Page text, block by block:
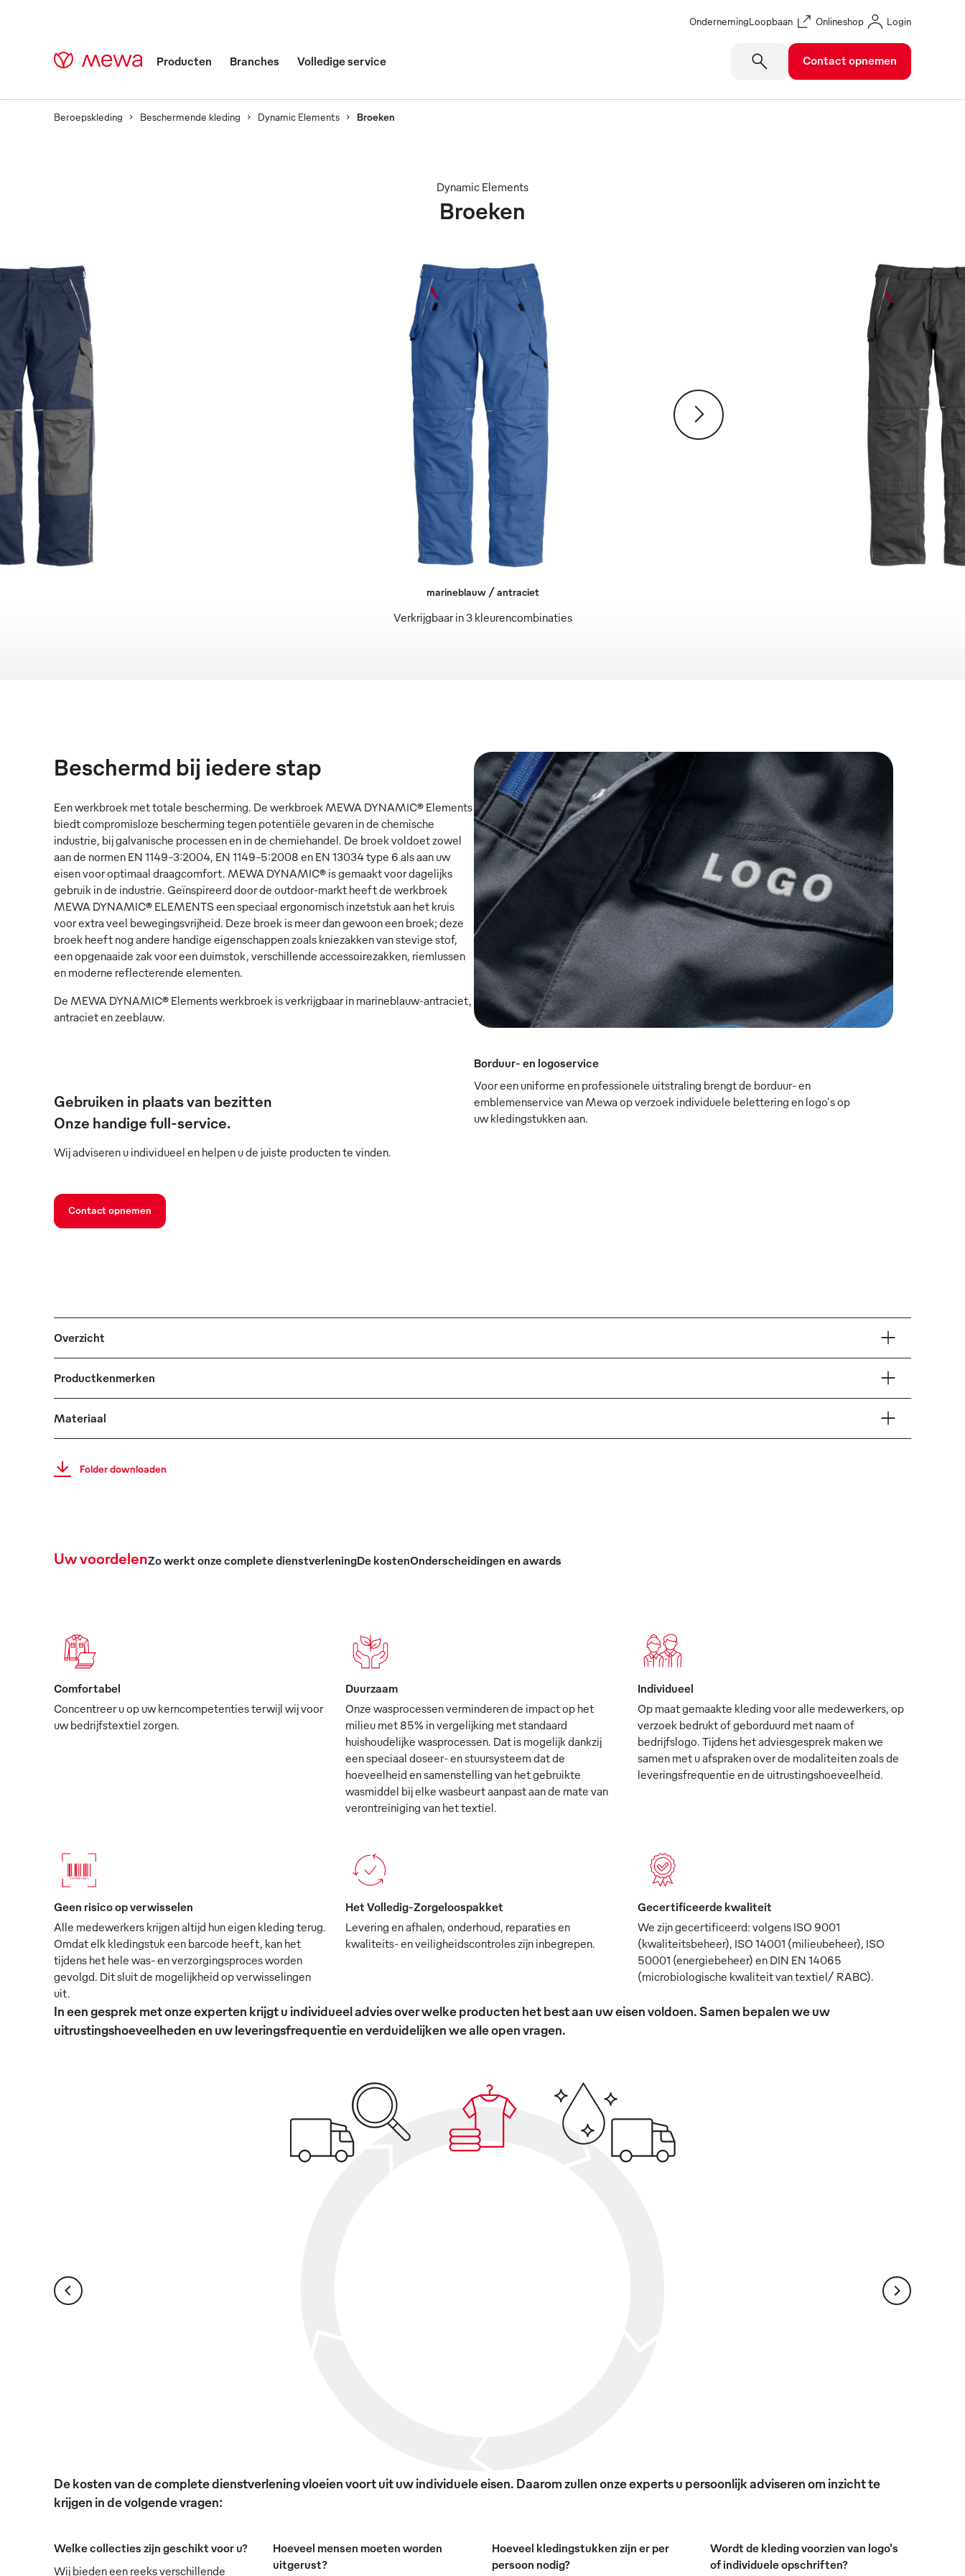
OndernemingLoopbaan Onlineshop Login
Producten Branches Volledige service Contact opnemen
Beroepskleding Beschermende kleding Dynamic Elements Broeken
Broeken
Dynamic Elements
Verkrijgbaar in 3 kleurencombinaties
marineblauw / antraciet
Beschermd bij iedere stap
Een werkbroek met totale bescherming. De werkbroek MEWA DYNAMIC® Elements
biedt compromisloze bescherming tegen potentiële gevaren in de chemische
industrie, bij galvanische processen en in de chemiehandel. De broek voldoet zowel
aan de normen EN 1149-3:2004, EN 1149-5:2008 en EN 13034 type 6 als aan uw
eisen voor optimaal draagcomfort. MEWA DYNAMIC® is gemaakt voor dagelijks
gebruik in de industrie. Geïnspireerd door de outdoor-markt heeft de werkbroek
MEWA DYNAMIC® ELEMENTS een speciaal ergonomisch inzetstuk aan het kruis
voor extra veel bewegingsvrijheid. Deze broek is meer dan gewoon een broek; deze
broek heeft nog andere handige eigenschappen zoals kniezakken van stevige stof,
een opgenaaide zak voor een duimstok, verschillende accessoirezakken, riemlussen
en moderne reflecterende elementen.
De MEWA DYNAMIC® Elements werkbroek is verkrijgbaar in marineblauw-antraciet,
antraciet en zeeblauw.
Gebruiken in plaats van bezitten
Onze handige full-service.
Wij adviseren u individueel en helpen u de juiste producten te vinden.
Contact opnemen
Borduur- en logoservice
Voor een uniforme en professionele uitstraling brengt de borduur- en
emblemenservice van Mewa op verzoek individuele belettering en logo's op
uw kledingstukken aan.
Overzicht
Productkenmerken
Materiaal
Folder downloaden
Uw voordelenZo werkt onze complete dienstverleningDe kostenOnderscheidingen en awards
Comfortabel
Concentreer u op uw kerncompetenties terwijl wij voor
uw bedrijfstextiel zorgen.
Duurzaam
Onze wasprocessen verminderen de impact op het
milieu met 85% in vergelijking met standaard
huishoudelijke wasprocessen. Dat is mogelijk dankzij
een speciaal doseer- en stuursysteem dat de
hoeveelheid en samenstelling van het gebruikte
wasmiddel bij elke wasbeurt aanpast aan de mate van
verontreiniging van het textiel.
Individueel
Op maat gemaakte kleding voor alle medewerkers, op
verzoek bedrukt of geborduurd met naam of
bedrijfslogo. Tijdens het adviesgesprek maken we
samen met u afspraken over de modaliteiten zoals de
leveringsfrequentie en de uitrustingshoeveelheid.
Geen risico op verwisselen
Alle medewerkers krijgen altijd hun eigen kleding terug.
Omdat elk kledingstuk een barcode heeft, kan het
tijdens het hele was- en verzorgingsproces worden
gevolgd. Dit sluit de mogelijkheid op verwisselingen
uit.
Het Volledig-Zorgeloospakket
Levering en afhalen, onderhoud, reparaties en
kwaliteits- en veiligheidscontroles zijn inbegrepen.
Gecertificeerde kwaliteit
We zijn gecertificeerd: volgens ISO 9001
(kwaliteitsbeheer), ISO 14001 (milieubeheer), ISO
50001 (energiebeheer) en DIN EN 14065
(microbiologische kwaliteit van textiel/ RABC).
In een gesprek met onze experten krijgt u individueel advies over welke producten het best aan uw eisen voldoen. Samen bepalen we uw
uitrustingshoeveelheden en uw leveringsfrequentie en verduidelijken we alle open vragen.
De kosten van de complete dienstverlening vloeien voort uit uw individuele eisen. Daarom zullen onze experts u persoonlijk adviseren om inzicht te
krijgen in de volgende vragen:
Welke collecties zijn geschikt voor u?
Wij bieden een reeks verschillende
Hoeveel mensen moeten worden
uitgerust?
Hoeveel kledingstukken zijn er per
persoon nodig?
Wordt de kleding voorzien van logo's
of individuele opschriften?